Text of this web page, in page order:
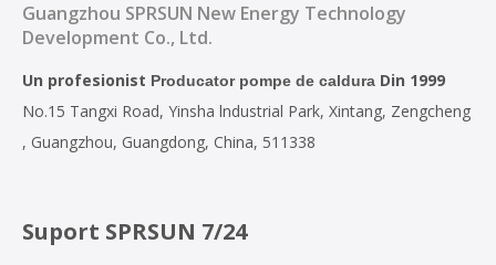
Guangzhou SPRSUN New Energy Technology
Development Co., Ltd.
Un profesionist Producator pompe de caldura Din 1999
No.15 Tangxi Road, Yinsha lndustrial Park, Xintang, Zengcheng
, Guangzhou, Guangdong, China, 511338
Suport SPRSUN 7/24